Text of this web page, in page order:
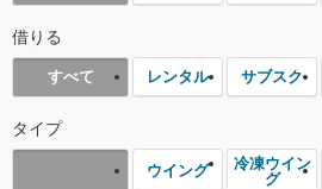
借りる
すべて レンタル サブスク
タイプ
ウイング
冷凍ウイン
グ